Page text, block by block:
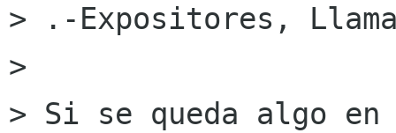
> .-Expositores,
>
> Si se queda algo